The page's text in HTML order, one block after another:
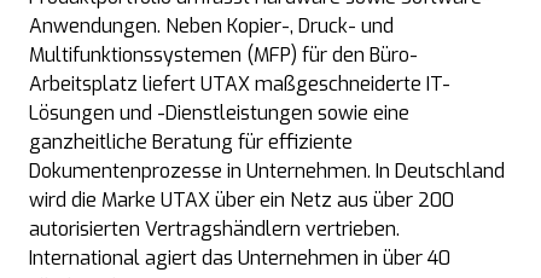
Anwendungen. Neben Kopier-, Druck- und
Multifunktionssystemen (MFP) für den Büro-
Arbeitsplatz liefert UTAX maßgeschneiderte IT-
Lösungen und -Dienstleistungen sowie eine
ganzheitliche Beratung für effiziente
Dokumentenprozesse in Unternehmen. In Deutschland
wird die Marke UTAX über ein Netz aus über 200
autorisierten Vertragshändlern vertrieben.
International agiert das Unternehmen in über 40